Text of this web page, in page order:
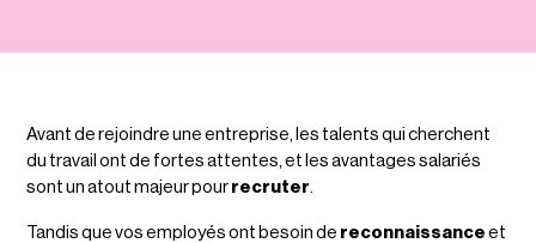
Avant de rejoindre une entreprise, les talents qui cherchent
du travail ont de fortes attentes, et les avantages salariés
sont un atout majeur pour recruter
Tandis que vos employés ont besoin de reconnaissance et